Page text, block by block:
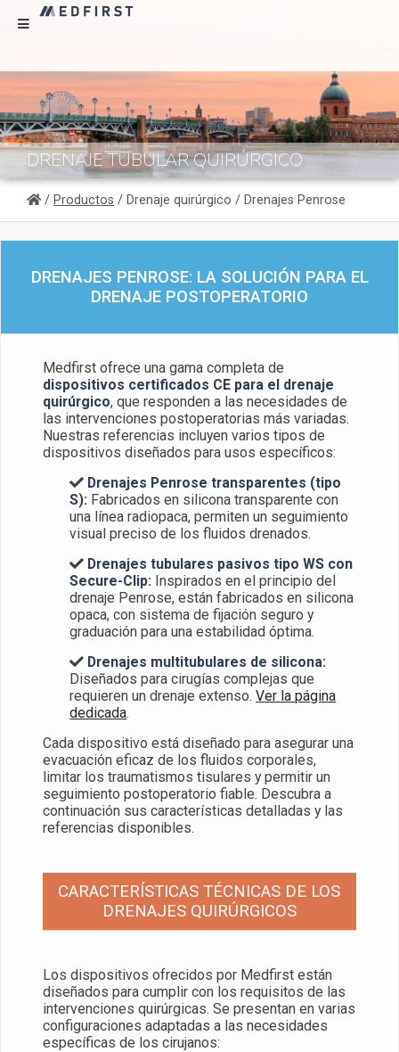
DRENAJE TUBULAR QUIRÚRGICO
/ Productos / Drenaje quirúrgico / Drenajes Penrose
DRENAJES PENROSE: LA SOLUCIÓN PARA EL
DRENAJE POSTOPERATORIO
Medfirst ofrece una gama completa de
dispositivos certificados CE para el drenaje
quirúrgico, que responden a las necesidades de
las intervenciones postoperatorias más variadas.
Nuestras referencias incluyen varios tipos de
dispositivos diseñados para usos específicos:
Drenajes Penrose transparentes (tipo
S): Fabricados en silicona transparente con
una línea radiopaca, permiten un seguimiento
visual preciso de los fluidos drenados.
Drenajes tubulares pasivos tipo WS con
Secure-Clip: Inspirados en el principio del
drenaje Penrose, están fabricados en silicona
opaca, con sistema de fijación seguro y
graduación para una estabilidad óptima.
Drenajes multitubulares de silicona:
Diseñados para cirugías complejas que
requieren un drenaje extenso.Ver la página
dedicada.
Cada dispositivo está diseñado para asegurar una
evacuación eficaz de los fluidos corporales,
limitar los traumatismos tisulares y permitir un
seguimiento postoperatorio fiable. Descubra a
continuación sus características detalladas y las
referencias disponibles.
CARACTERÍSTICAS TÉCNICAS DE LOS
DRENAJES QUIRÚRGICOS
Los dispositivos ofrecidos por Medfirst están
diseñados para cumplir con los requisitos de las
intervenciones quirúrgicas. Se presentan en varias
configuraciones adaptadas a las necesidades
específicas de los cirujanos: